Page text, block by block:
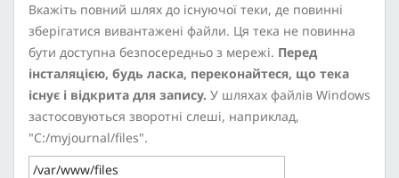
Вкажіть повний шлях до існуючої теки, де повинні
зберігатися вивантажені файли. Ця тека не повинна
бути доступна безпосередньо з мережі. Перед
інсталяцією, будь ласка, переконайтеся, що тека
існує і відкрита для запису. У шляхах файлів Windows
застосовуються зворотні слеші, наприклад,
"C:/myjournal/files".